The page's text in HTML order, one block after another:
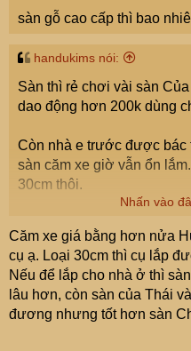
sàn gỗ cao cấp thì bao
handukims nói:
Sàn thì rẻ chơi vài sàn
dao động hơn 200k dùng
Còn nhà e trước được bác
sàn căm xe giờ vẫn ổn
30cm thôi.
hướng chính Tây, chả
đã 14 năm vẫn ok k có
han gỉ.
Nhấn vào
Căm xe giá bằng hơn nửa
cụ ạ. Loại 30cm thì cụ lắp
Nếu để lắp cho nhà ở thì
lâu hơn, còn sàn của Thái
đương nhưng tốt hơn sàn